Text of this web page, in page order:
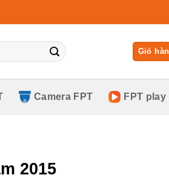
Giỏ
Camera FPT FPT play
2015